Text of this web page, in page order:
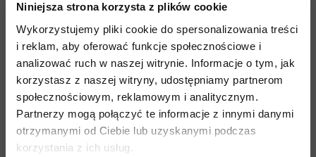
Niniejsza strona korzysta z plików cookie
Wykorzystujemy pliki cookie do spersonalizowania treści
i reklam, aby oferować funkcje społecznościowe i
analizować ruch w naszej witrynie. Informacje o tym, jak
korzystasz z naszej witryny, udostępniamy partnerom
społecznościowym, reklamowym i analitycznym.
Partnerzy mogą połączyć te informacje z innymi danymi
otrzymanymi od Ciebie lub uzyskanymi podczas
korzystania z ich usług.
certyfikaty:
EN15151-2:2021
UIAA129:2018
kod produktu: 2040-02210
Więcej o produkcie